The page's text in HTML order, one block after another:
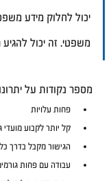
יכול לחלוק מידע
משפטי. זה יכול
מספר נקודות על
פחות עלויות
קל יותר לקבוע
הגישור מקבל בדרך
עבודה עם פחות